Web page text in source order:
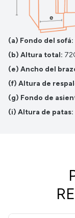
(a) Fondo del sofá:
(b) Altura total:
(e) Ancho del
(f) Altura de
(g) Fondo de
(i) Altura de patas: